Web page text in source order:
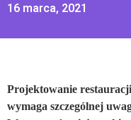
16 marca, 2021
Projektowanie
wymaga szczególnej